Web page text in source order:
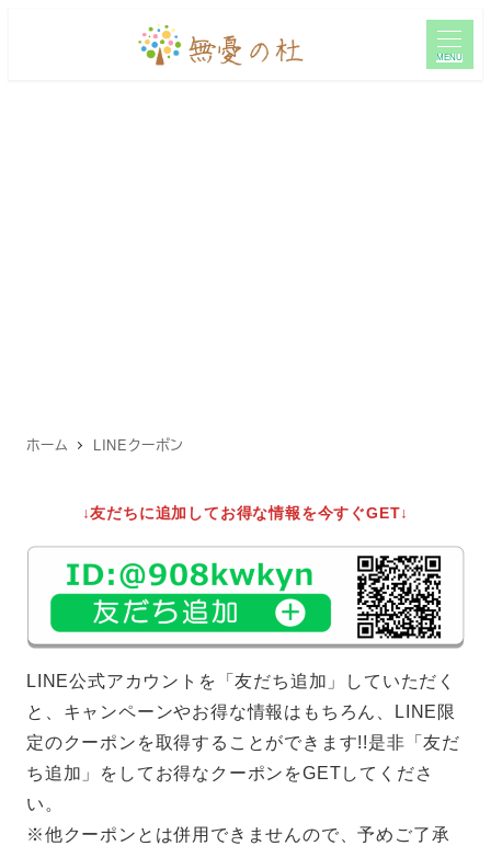
MENU
ホーム LINEクーポン
↓友だちに追加してお得な情報を今すぐGET↓
LINE公式アカウントを「友だち追加」していただく
と、キャンペーンやお得な情報はもちろん、LINE限
定のクーポンを取得することができます!!是非「友だ
ち追加」をしてお得なクーポンをGETしてくださ
い。
※他クーポンとは併用できませんので、予めご了承